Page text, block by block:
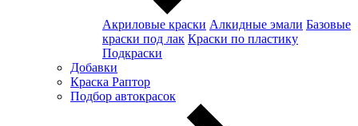
Акриловые краски Алкидные эмали Базовые
краски под лак Краски по пластику
Подкраски
Добавки
Краска Раптор
Подбор автокрасок